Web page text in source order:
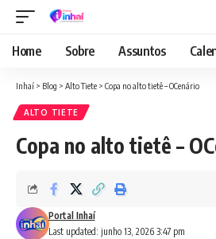
Home Sobre Assuntos
Inhaí > Blog > Alto Tiete > Copa no alto tietê – OCenário
ALTO TIETE
Copa no alto tietê –
Last updated: junho 13, 2026 3:47 pm
Portal Inhaí